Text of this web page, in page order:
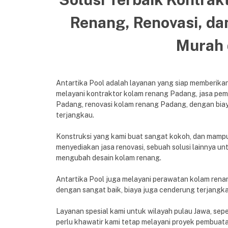
Renang, Renovasi,
Murah
Antartika Pool adalah layanan yang siap
melayani kontraktor kolam renang Padang, jasa
Padang, renovasi kolam renang Padang, dengan
terjangkau.
Konstruksi yang kami buat sangat kokoh, dan
menyediakan jasa renovasi, sebuah solusi lainnya
mengubah desain kolam renang.
Antartika Pool juga melayani perawatan kolam
dengan sangat baik, biaya juga cenderung
Layanan spesial kami untuk wilayah pulau Jawa,
perlu khawatir kami tetap melayani proyek